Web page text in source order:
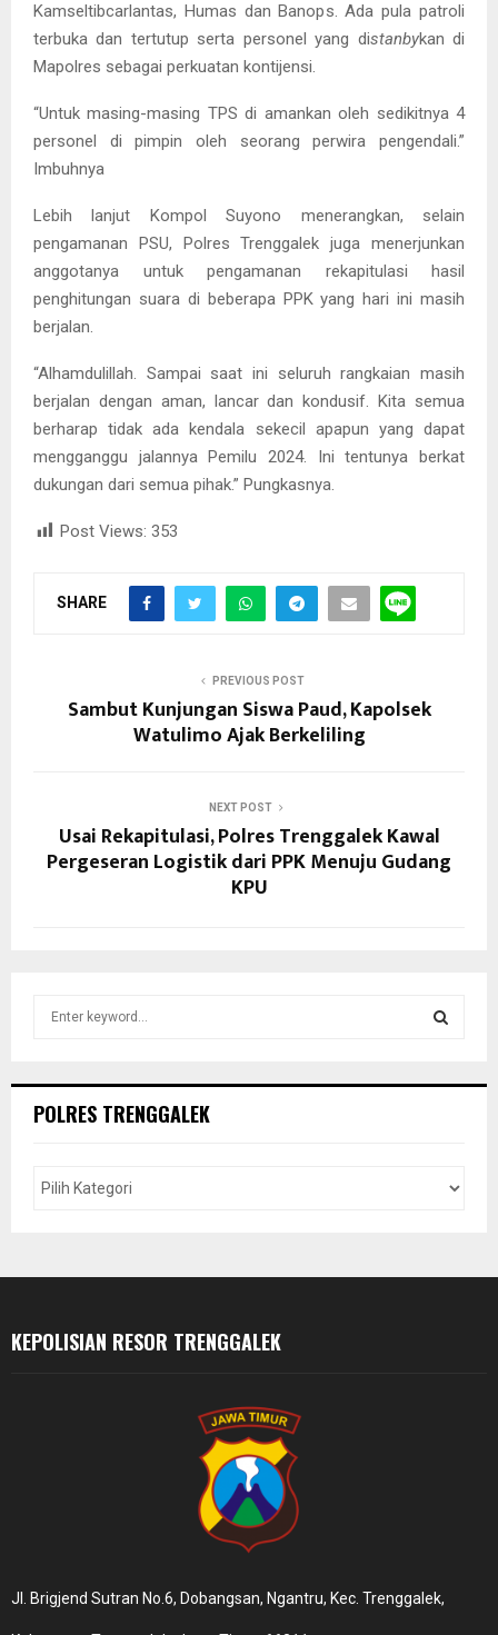
Kamseltibcarlantas, Humas dan Banops. Ada pula patroli
terbuka dan tertutup serta personel yang distanbykan di
Mapolres sebagai perkuatan kontijensi.
“Untuk masing-masing TPS di amankan oleh sedikitnya 4
personel di pimpin oleh seorang perwira pengendali.”
Imbuhnya
Lebih lanjut Kompol Suyono menerangkan, selain
pengamanan PSU, Polres Trenggalek juga menerjunkan
anggotanya untuk pengamanan rekapitulasi hasil
penghitungan suara di beberapa PPK yang hari ini masih
berjalan.
“Alhamdulillah. Sampai saat ini seluruh rangkaian masih
berjalan dengan aman, lancar dan kondusif. Kita semua
berharap tidak ada kendala sekecil apapun yang dapat
mengganggu jalannya Pemilu 2024. Ini tentunya berkat
dukungan dari semua pihak.” Pungkasnya.
Post Views: 353
SHARE
PREVIOUS POST
Sambut Kunjungan Siswa Paud, Kapolsek
Watulimo Ajak Berkeliling
NEXT POST
Usai Rekapitulasi, Polres Trenggalek Kawal
Pergeseran Logistik dari PPK Menuju Gudang
KPU
hPOLRES TRENGGALEK
KEPOLISIAN RESOR TRENGGALEK
Jl. Brigjend Sutran No.6, Dobangsan, Ngantru, Kec. Trenggalek,